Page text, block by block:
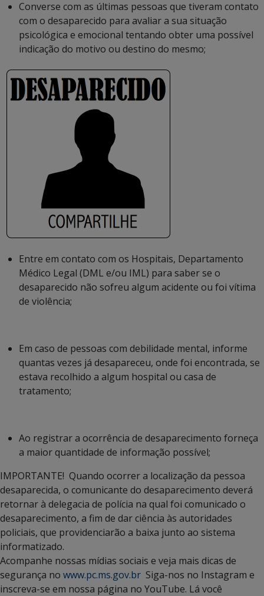
Converse com as últimas pessoas que tiveram contato
com o desaparecido para avaliar a sua situação
psicológica e emocional tentando obter uma possível
indicação do motivo ou destino do mesmo;
Entre em contato com os Hospitais, Departamento
Médico Legal (DML e/ou IML) para saber se o
desaparecido não sofreu algum acidente ou foi vítima
de violência;
Em caso de pessoas com debilidade mental, informe
quantas vezes já desapareceu, onde foi encontrada, se
estava recolhido a algum hospital ou casa de
tratamento;
Ao registrar a ocorrência de desaparecimento forneça
a maior quantidade de informação possível;
IMPORTANTE! Quando ocorrer a localização da pessoa
desaparecida, o comunicante do desaparecimento deverá
retornar à delegacia de polícia na qual foi comunicado o
desaparecimento, a fim de dar ciência às autoridades
policiais, que providenciarão a baixa junto ao sistema
informatizado.
Acompanhe nossas mídias sociais e veja mais dicas de
segurança no www.pc.ms.gov.br Siga-nos no Instagram e
inscreva-se em nossa página no YouTube. Lá você